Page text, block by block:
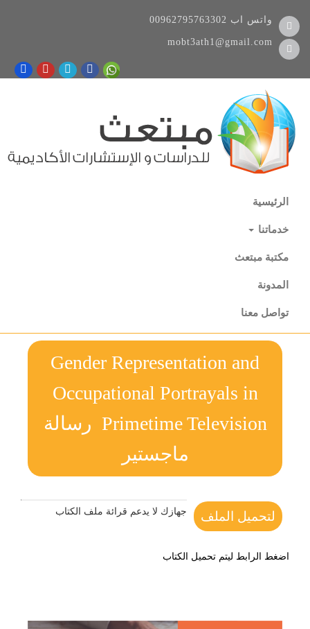
00962795763302 واتس اب
mobt3ath1@gmail.com
الرئيسية
خدماتنا
مكتبة مبتعث
المدونة
تواصل معنا
Gender Representation and
Occupational Portrayals in
Primetime Television رسالة
ماجستير
لتحميل الملف جهازك لا يدعم قرائة ملف الكتاب
اضغط الرابط ليتم تحميل الكتاب